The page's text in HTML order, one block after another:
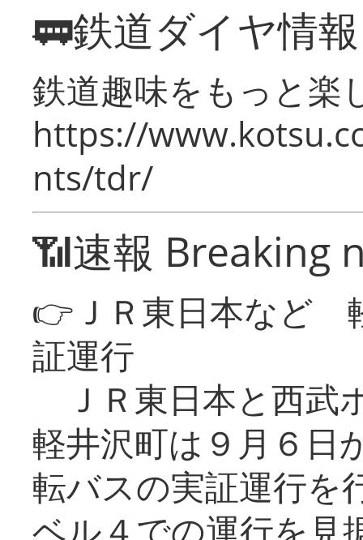
🚃鉄道ダイヤ情
鉄道趣味をもっと楽
https://
nts/tdr/
📶速報 Breaking
👉ＪＲ東日本など
証運行
ＪＲ東日本と西武
軽井沢町は９月６日
転バスの実証運行を
ベル４での運行を見